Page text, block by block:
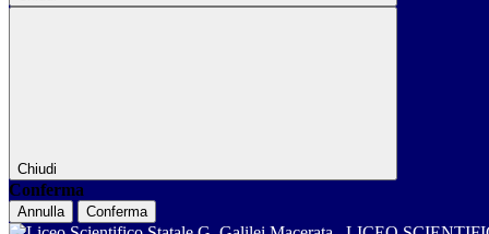
Chiudi
Conferma
Annulla Conferma